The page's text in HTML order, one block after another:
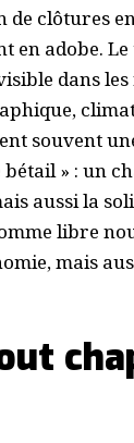
clôtures
en adobe.
dans
souvent
» : un
aussi la
libre
mais